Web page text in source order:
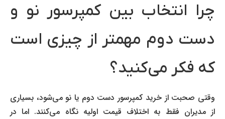
چرا انتخاب بین کمپرسور نو و
دست دوم مهمتر از چیزی است
که فکر می‌کنید؟
وقتی صحبت از خرید کمپرسور دست دوم یا نو می‌شود، بسیاری
از مدیران فقط به اختلاف قیمت اولیه نگاه می‌کنند. اما در